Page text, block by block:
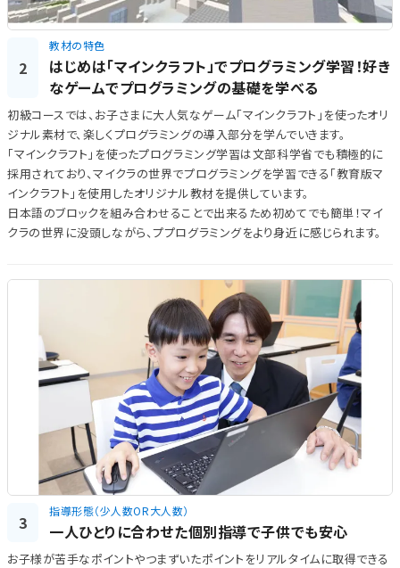
2
教材の特色
はじめは「マインクラフト」でプログラミング学習！好き
なゲームでプログラミングの基礎を学べる
初級コースでは、お子さまに大人気なゲーム「マインクラフト」を使ったオリ
ジナル素材で、楽しくプログラミングの導入部分を学んでいきます。
「マインクラフト」を使ったプログラミング学習は文部科学省でも積極的に
採用されており、マイクラの世界でプログラミングを学習できる「教育版マ
インクラフト」を使用したオリジナル教材を提供しています。
日本語のブロックを組み合わせることで出来るため初めてでも簡単！マイ
クラの世界に没頭しながら、ププログラミングをより身近に感じられます。
3
指導形態（少人数OR大人数）
一人ひとりに合わせた個別指導で子供でも安心
お子様が苦手なポイントやつまずいたポイントをリアルタイムに取得できる